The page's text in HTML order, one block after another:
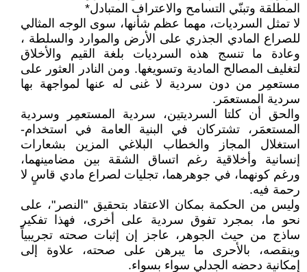
المطلقة وتبنّي التسامح والاعتراف المتبادل*
لا تمثل السرديات، مهما عظم شأنها، سوى الوجه المثالي
للصراع المادي الجذري على الأرض والموارد والسلطة ،
وعادة ما تنسج هذه السرديات بلغة القيم والأخلاق
لتغليف المصالح المادية وتسويغها. ومن النادر العثور على
مستعمِر من دون سردية لا غنى له عنها لمواجهة بها
سردية المستعمَر.
والحق أن كلتا السرديتين، سردية المستعمِر وسردية
المستعمَر، تشتركان في البنية العامة في استخدام-
استغلال المجاز والخطاب البلاغي المزين بشعارات
إنسانية وأخلاقية رغم اتساق الشقة بين مضامينهما،
ورغم كونهما، في جوهرهما، تجليات لصراع مادي قاسٍ لا
رحمة فيه.
وليس من الحكمة بمكان الاعتقاد بتحقيق "النصر"، على
نحو ما، بمجرد تفوق سردية على أخرى، فهذا تفكير
ساذج من حيث الجوهر، عاجز إن إثبات صحته تجريبياً
وينقصه، بالأحرى ما يبرهن على صحته، علاوة إلى
إمكانية دحضه الجدلي سواء بسواء.